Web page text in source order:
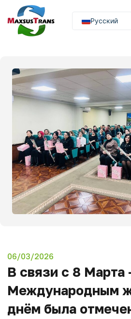
Русский
O‘zbekcha
06/03/2026
В связи с 8 Марта
Международным
днём была